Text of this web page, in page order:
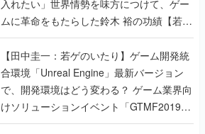
入れたい」世界情勢を味方につけて、ゲー
ムに革命をもたらした鈴木 裕の功績【若ゲ
のいたり】
【田中圭一：若ゲのいたり】ゲーム開発統
合環境「Unreal Engine」最新バージョン
で、開発環境はどう変わる？ ゲーム業界向
けソリューションイベント「GTMF2019」
に行って、より理解を深めよう【PR】